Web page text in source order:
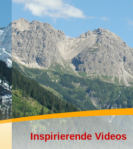
Inspirierende